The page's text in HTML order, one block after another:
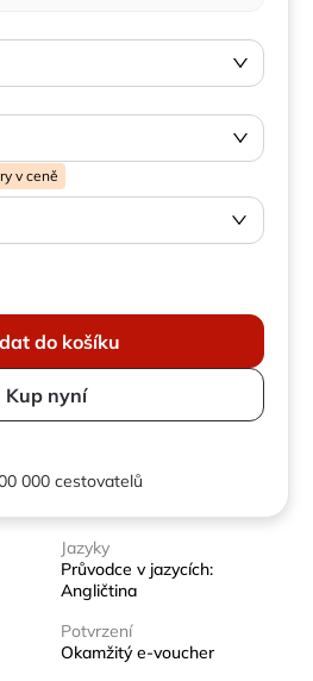
v ceně
do košíku
Kup nyní
000 cestovatelů
Jazyky
Průvodce v jazycích:
Angličtina
Potvrzení
Okamžitý e-voucher